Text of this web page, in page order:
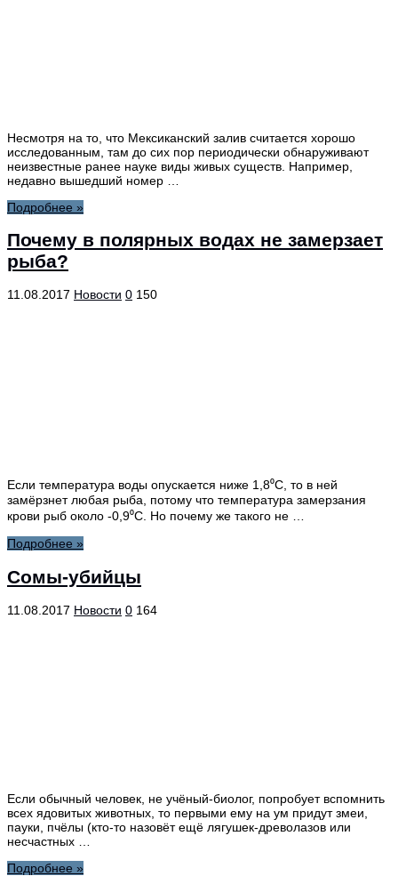
Несмотря на то, что Мексиканский залив считается хорошо
исследованным, там до сих пор периодически обнаруживают
неизвестные ранее науке виды живых существ. Например,
недавно вышедший номер …
Подробнее »
Почему в полярных водах не замерзает
рыба?
11.08.2017 Новости 0 150
Если температура воды опускается ниже 1,8⁰С, то в ней
замёрзнет любая рыба, потому что температура замерзания
крови рыб около -0,9⁰С. Но почему же такого не …
Подробнее »
Сомы-убийцы
11.08.2017 Новости 0 164
Если обычный человек, не учёный-биолог, попробует вспомнить
всех ядовитых животных, то первыми ему на ум придут змеи,
пауки, пчёлы (кто-то назовёт ещё лягушек-древолазов или
несчастных …
Подробнее »